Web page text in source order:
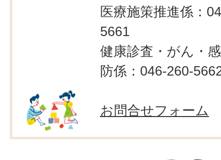
医療施策推進係：
5661
健康診査・がん・
防係：046-260-
お問合せフォーム